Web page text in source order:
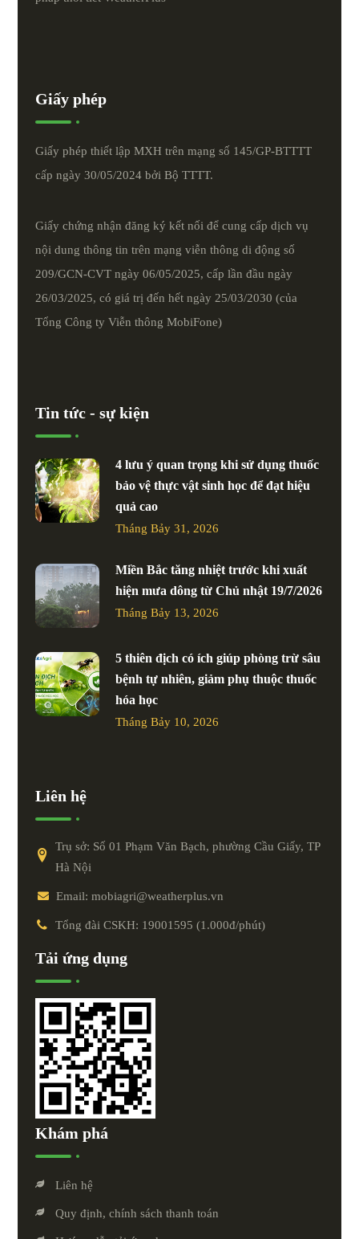
Giấy phép
Giấy phép thiết lập MXH trên mạng số 145/GP-BTTTT
cấp ngày 30/05/2024 bởi Bộ TTTT.
Giấy chứng nhận đăng ký kết nối để cung cấp dịch vụ
nội dung thông tin trên mạng viễn thông di động số
209/GCN-CVT ngày 06/05/2025, cấp lần đầu ngày
26/03/2025, có giá trị đến hết ngày 25/03/2030 (của
Tổng Công ty Viễn thông MobiFone)
Tin tức - sự kiện
4 lưu ý quan trọng khi sử dụng thuốc
bảo vệ thực vật sinh học để đạt hiệu
quả cao
Tháng Bảy 31, 2026
Miền Bắc tăng nhiệt trước khi xuất
hiện mưa dông từ Chủ nhật 19/7/2026
Tháng Bảy 13, 2026
5 thiên địch có ích giúp phòng trừ sâu
bệnh tự nhiên, giảm phụ thuộc thuốc
hóa học
Tháng Bảy 10, 2026
Liên hệ
Trụ sở: Số 01 Phạm Văn Bạch, phường Cầu Giấy, TP
Hà Nội
Email: mobiagri@weatherplus.vn
Tổng đài CSKH: 19001595 (1.000đ/phút)
Tải ứng dụng
Khám phá
Liên hệ
Quy định, chính sách thanh toán